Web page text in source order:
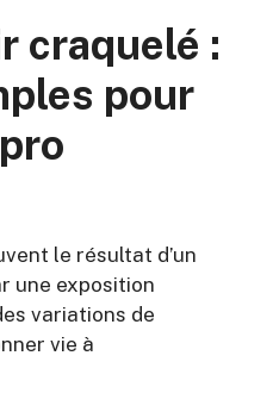
craquelé :
pour
le résultat d’un
une exposition
variations de
vie à